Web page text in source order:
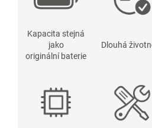
Kapacita stejná
jako
originální baterie
Dlouhá